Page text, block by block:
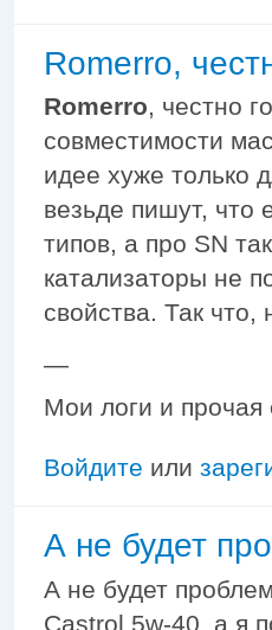
Romerro,
Romerro, честно
совместимости
идее хуже только
везьде пишут, что
типов, а про SN
катализаторы не
свойства. Так
—
Мои логи и
Войдите или
А не будет
А не будет
Castrol 5w-40, а я